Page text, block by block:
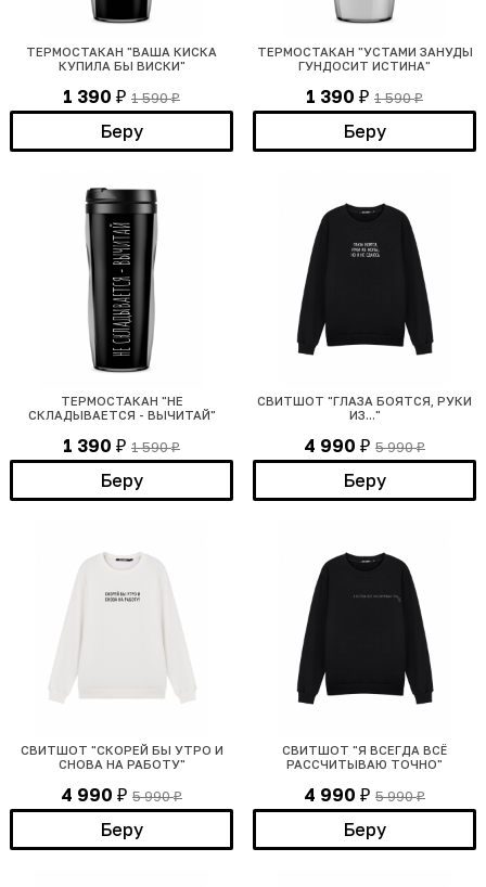
ТЕРМОСТАКАН "ВАША КИСКА
КУПИЛА БЫ ВИСКИ"
1 390 ₽ 1 590₽
Беру
ТЕРМОСТАКАН "УСТАМИ ЗАНУДЫ
ГУНДОСИТ ИСТИНА"
1 390 ₽ 1 590₽
Беру
ТЕРМОСТАКАН "НЕ
СКЛАДЫВАЕТСЯ - ВЫЧИТАЙ"
1 390 ₽ 1 590₽
Беру
СВИТШОТ "ГЛАЗА БОЯТСЯ, РУКИ
ИЗ..."
4 990 ₽ 5 990₽
Беру
СВИТШОТ "СКОРЕЙ БЫ УТРО И
СНОВА НА РАБОТУ"
4 990 ₽ 5 990₽
Беру
СВИТШОТ "Я ВСЕГДА ВСЁ
РАССЧИТЫВАЮ ТОЧНО"
4 990 ₽ 5 990₽
Беру